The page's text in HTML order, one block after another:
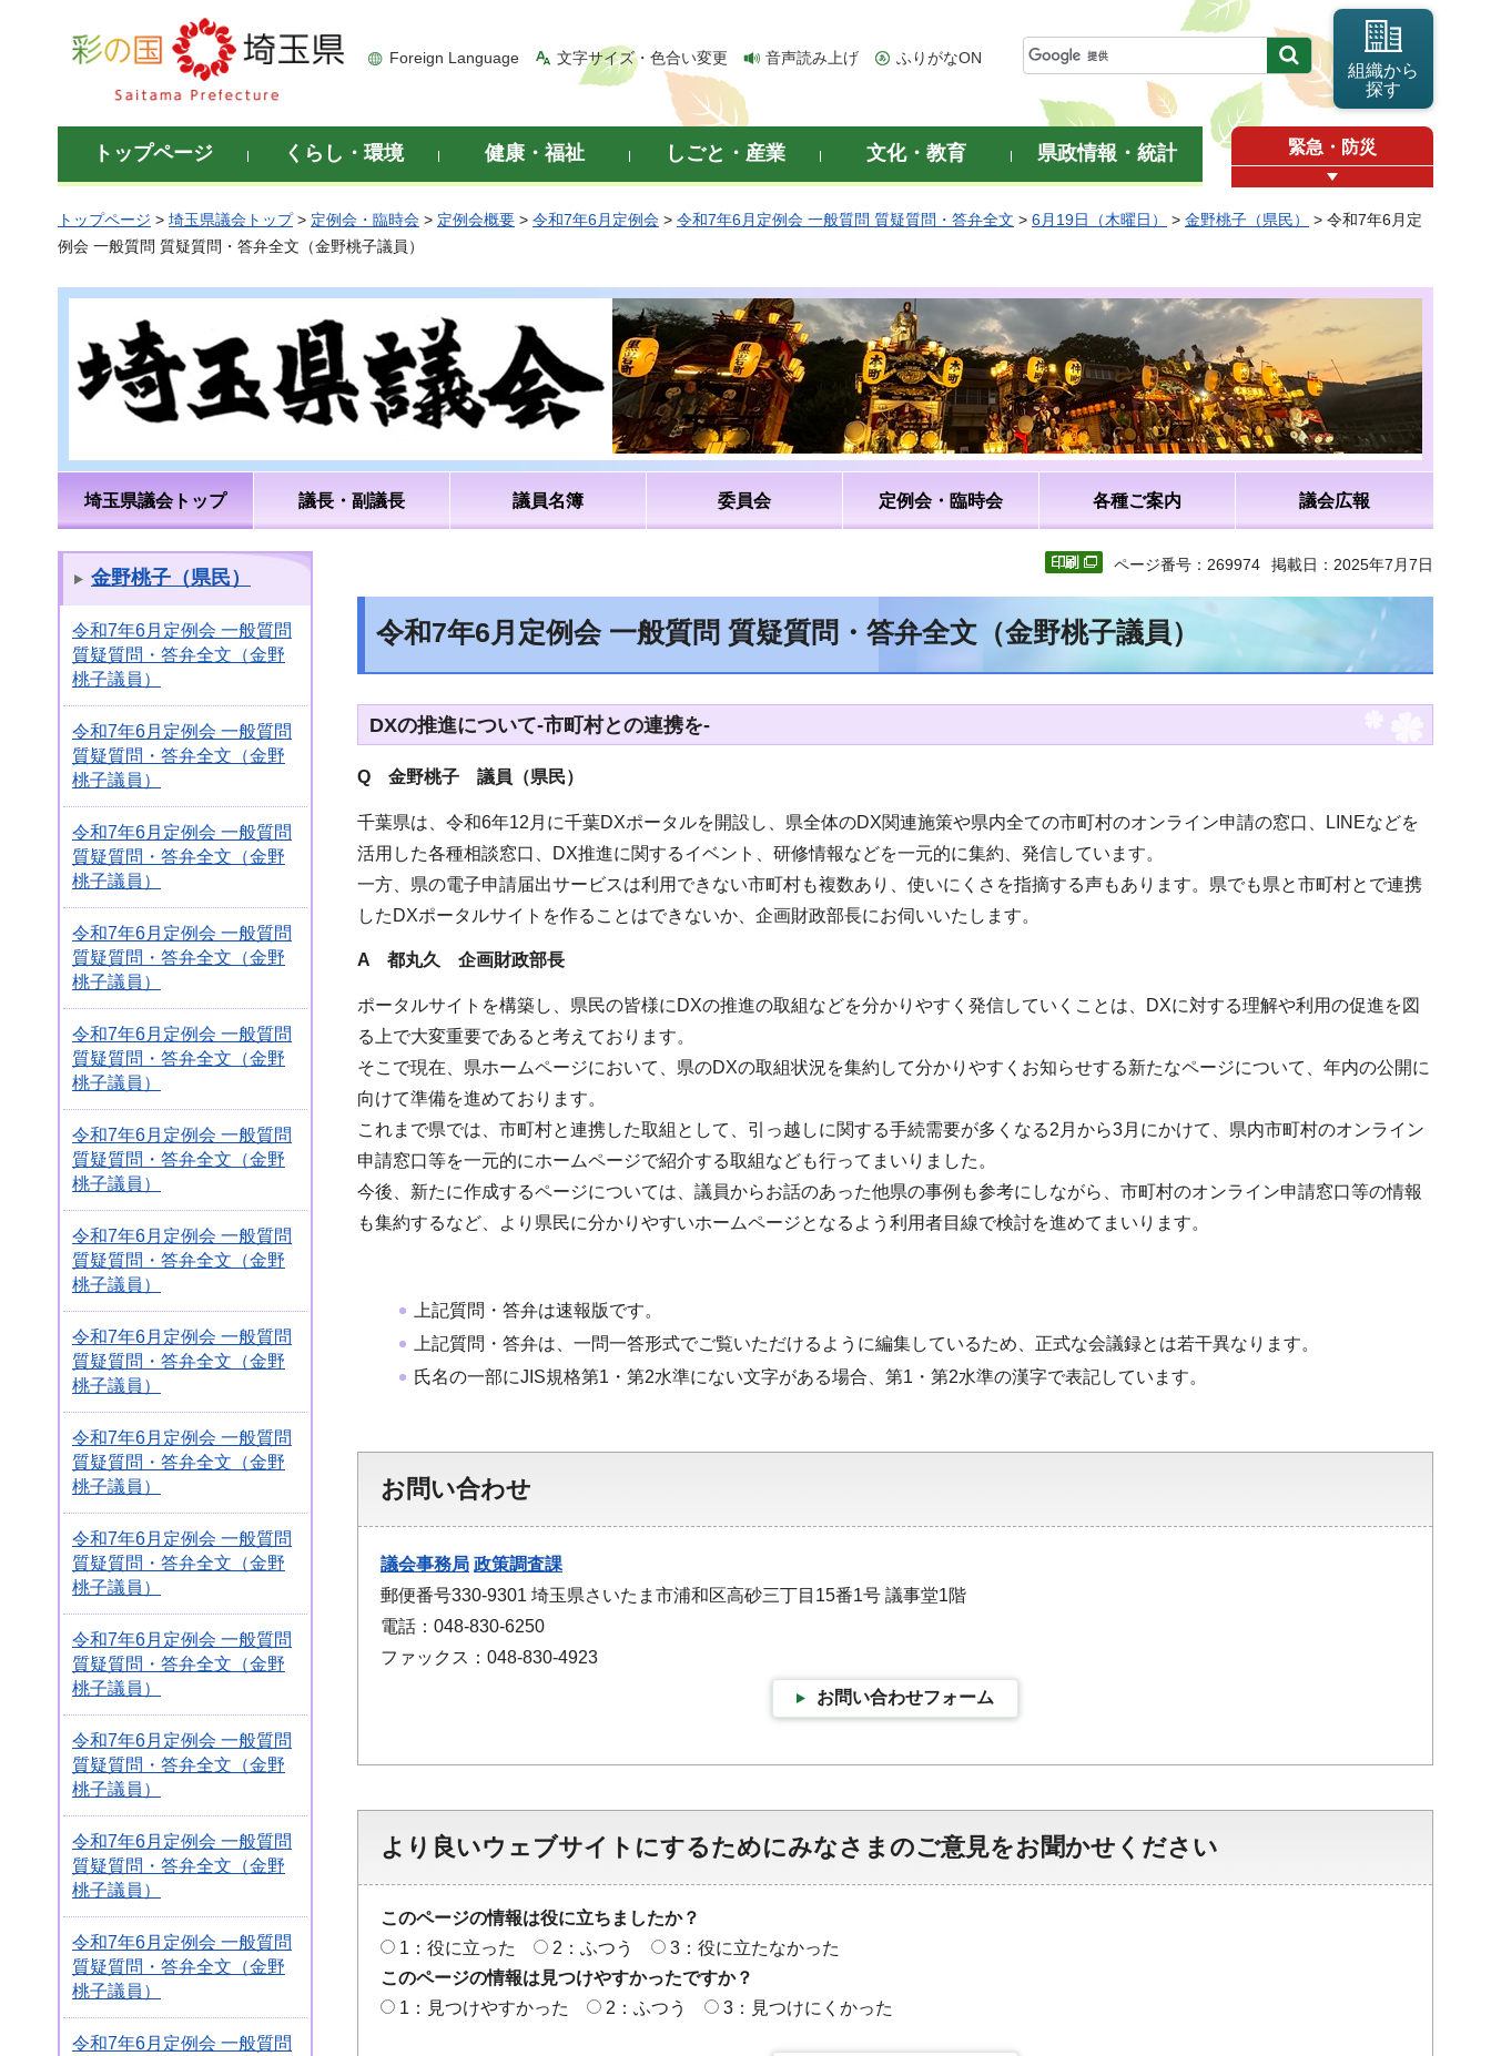
彩の国 埼玉県
Foreign Language 文字サイズ・色合い変更 音声読み上げ ふりがなON
組織から
探す
トップページ くらし・環境 健康・福祉 しごと・産業 文化・教育 県政情報・統計 緊急・防災
トップページ > 埼玉県議会トップ> 定例会・臨時会 > 定例会概要 > 令和7年6月定例会 > 令和7年6月定例会 一般質問 質疑質問・答弁全文 > 6月19日（木曜日） > 金野桃子（県民）
> 令和7年6月定
例会 一般質問 質疑質問・答弁全文（金野桃子議員）
埼玉県議会トップ 議長・副議長 議員名簿 委員会 定例会・臨時会 各種ご案内 議会広報
金野桃子（県民）
令和7年6月定例会 一般質問
質疑質問・答弁全文（金野
桃子議員）
令和7年6月定例会 一般質問
質疑質問・答弁全文（金野
桃子議員）
令和7年6月定例会 一般質問
質疑質問・答弁全文（金野
桃子議員）
令和7年6月定例会 一般質問
質疑質問・答弁全文（金野
桃子議員）
令和7年6月定例会 一般質問
質疑質問・答弁全文（金野
桃子議員）
令和7年6月定例会 一般質問
質疑質問・答弁全文（金野
桃子議員）
令和7年6月定例会 一般質問
質疑質問・答弁全文（金野
桃子議員）
令和7年6月定例会 一般質問
質疑質問・答弁全文（金野
桃子議員）
令和7年6月定例会 一般質問
質疑質問・答弁全文（金野
桃子議員）
令和7年6月定例会 一般質問
質疑質問・答弁全文（金野
桃子議員）
令和7年6月定例会 一般質問
質疑質問・答弁全文（金野
桃子議員）
令和7年6月定例会 一般質問
質疑質問・答弁全文（金野
桃子議員）
令和7年6月定例会 一般質問
質疑質問・答弁全文（金野
桃子議員）
令和7年6月定例会 一般質問
質疑質問・答弁全文（金野
桃子議員）
令和7年6月定例会 一般質問
ページ番号：269974 掲載日：2025年7月7日
令和7年6月定例会 一般質問 質疑質問・答弁全文（金野桃子議員）
DXの推進について-市町村との連携を-
Q 金野桃子 議員（県民）
千葉県は、令和6年12月に千葉DXポータルを開設し、県全体のDX関連施策や県内全ての市町村のオンライン申請の窓口、LINEなどを
活用した各種相談窓口、DX推進に関するイベント、研修情報などを一元的に集約、発信しています。
一方、県の電子申請届出サービスは利用できない市町村も複数あり、使いにくさを指摘する声もあります。県でも県と市町村とで連携
したDXポータルサイトを作ることはできないか、企画財政部長にお伺いいたします。
A 都丸久 企画財政部長
ポータルサイトを構築し、県民の皆様にDXの推進の取組などを分かりやすく発信していくことは、DXに対する理解や利用の促進を図
る上で大変重要であると考えております。
そこで現在、県ホームページにおいて、県のDXの取組状況を集約して分かりやすくお知らせする新たなページについて、年内の公開に
向けて準備を進めております。
これまで県では、市町村と連携した取組として、引っ越しに関する手続需要が多くなる2月から3月にかけて、県内市町村のオンライン
申請窓口等を一元的にホームページで紹介する取組なども行ってまいりました。
今後、新たに作成するページについては、議員からお話のあった他県の事例も参考にしながら、市町村のオンライン申請窓口等の情報
も集約するなど、より県民に分かりやすいホームページとなるよう利用者目線で検討を進めてまいります。
上記質問・答弁は速報版です。
上記質問・答弁は、一問一答形式でご覧いただけるように編集しているため、正式な会議録とは若干異なります。
氏名の一部にJIS規格第1・第2水準にない文字がある場合、第1・第2水準の漢字で表記しています。
お問い合わせ
議会事務局 政策調査課
郵便番号330-9301 埼玉県さいたま市浦和区高砂三丁目15番1号 議事堂1階
電話：048-830-6250
ファックス：048-830-4923
お問い合わせフォーム
より良いウェブサイトにするためにみなさまのご意見をお聞かせください
このページの情報は役に立ちましたか？
1：役に立った
2：ふつう
3：役に立たなかった
このページの情報は見つけやすかったですか？
1：見つけやすかった
2：ふつう 3：見つけにくかった